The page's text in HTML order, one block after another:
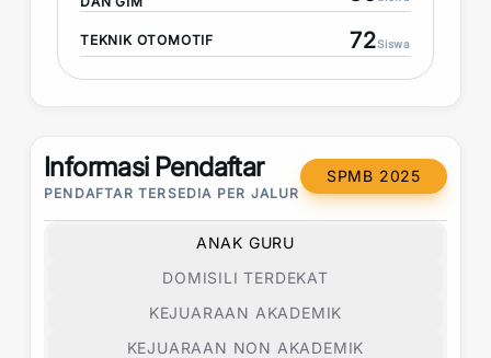
TEKNIK OTOMOTIF 72Siswa
Informasi Pendaftar
PENDAFTAR TERSEDIA PER JALUR
SPMB 2025
ANAK GURU
DOMISILI TERDEKAT
KEJUARAAN AKADEMIK
KEJUARAAN NON AKADEMIK